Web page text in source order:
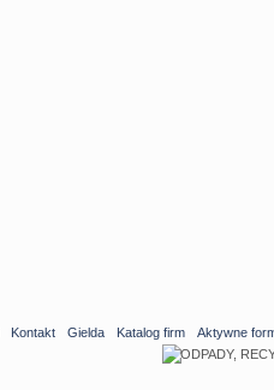
Kontakt Gielda Katalog firm Aktywne